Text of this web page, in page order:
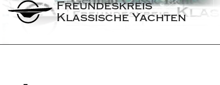
Freundeskreis
Klassische Yachten